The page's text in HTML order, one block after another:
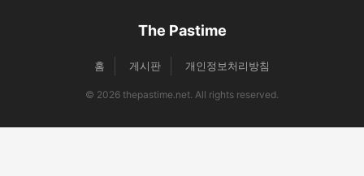
The Pastime
홈 게시판 개인정보처리방침
© 2026 thepastime.net. All rights reserved.